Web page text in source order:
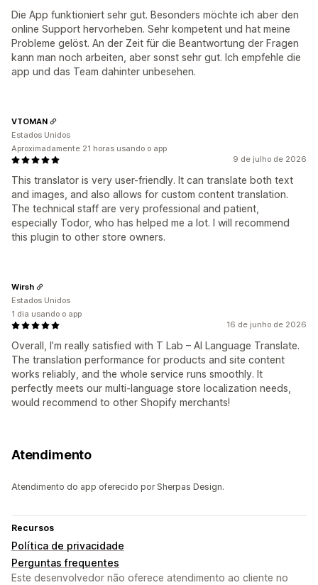
Die App funktioniert sehr gut. Besonders möchte ich aber den
online Support hervorheben. Sehr kompetent und hat meine
Probleme gelöst. An der Zeit für die Beantwortung der Fragen
kann man noch arbeiten, aber sonst sehr gut. Ich empfehle die
app und das Team dahinter unbesehen.
9 de julho de 2026
This translator is very user-friendly. It can translate both text
and images, and also allows for custom content translation.
The technical staff are very professional and patient,
especially Todor, who has helped me a lot. I will recommend
this plugin to other store owners.
VTOMAN
Estados Unidos
Aproximadamente 21 horas usando o app
16 de junho de 2026
Overall, I’m really satisfied with T Lab – AI Language Translate.
The translation performance for products and site content
works reliably, and the whole service runs smoothly. It
perfectly meets our multi-language store localization needs,
would recommend to other Shopify merchants!
Wirsh
Estados Unidos
1 dia usando o app
Atendimento
Atendimento do app oferecido por Sherpas Design.
Recursos
Política de privacidade
Perguntas frequentes
Este desenvolvedor não oferece atendimento ao cliente no